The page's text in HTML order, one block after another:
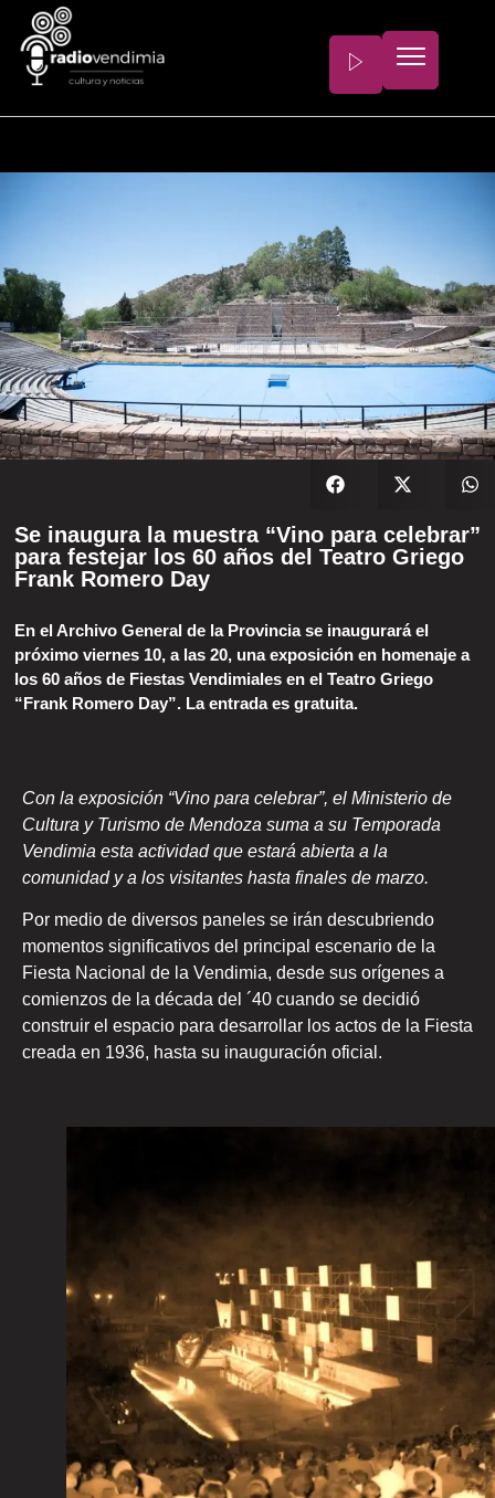
Se inaugura la muestra “Vino para celebrar”
para festejar los 60 años del Teatro Griego
Frank Romero Day
En el Archivo General de la Provincia se inaugurará el
próximo viernes 10, a las 20, una exposición en homenaje a
los 60 años de Fiestas Vendimiales en el Teatro Griego
“Frank Romero Day”. La entrada es gratuita.
Con la exposición “Vino para celebrar”, el Ministerio de
Cultura y Turismo de Mendoza suma a su Temporada
Vendimia esta actividad que estará abierta a la
comunidad y a los visitantes hasta finales de marzo.
Por medio de diversos paneles se irán descubriendo
momentos significativos del principal escenario de la
Fiesta Nacional de la Vendimia, desde sus orígenes a
comienzos de la década del ´40 cuando se decidió
construir el espacio para desarrollar los actos de la Fiesta
creada en 1936, hasta su inauguración oficial.